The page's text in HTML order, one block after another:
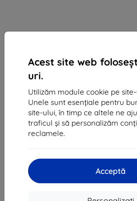
Acest site web
uri.
Utilizăm module cookie pe
Unele sunt esențiale pentru
site-ului, în timp ce altele ne
traficul și să personalizăm
reclamele.
Acceptă
Căşti Samsung EO-IC100BBE
black AKG USB-C (EO-IC100BBE
111 lei
Preț fără DPH91 lei